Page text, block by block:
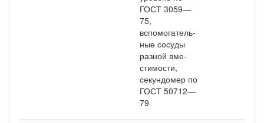
ГОСТ 3059—
75,
вспомогатель­
ные сосуды
разной вме­
стимости,
секундомер по
ГОСТ 50712—
79